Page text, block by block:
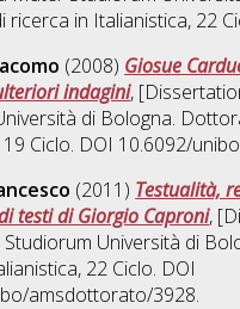
ricerca in Italianistica, 22
(2008) Giosue
indagini,
di Bologna.
19 Ciclo. DOI 10.6092/
(2011) Testualità,
testi di Giorgio Caproni,
Università di
, 22 Ciclo. DOI
amsdottorato/3928.